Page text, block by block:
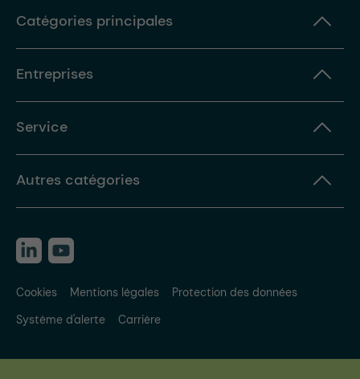
Catégories principales
Entreprises
Service
Autres catégories
Cookies Mentions légales
Protection des données
Système d'alerte
Carrière